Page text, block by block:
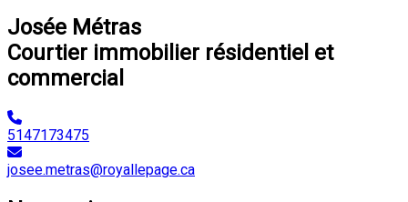
Josée Métras
Courtier immobilier résidentiel et
commercial
5147173475
josee.metras@royallepage.ca